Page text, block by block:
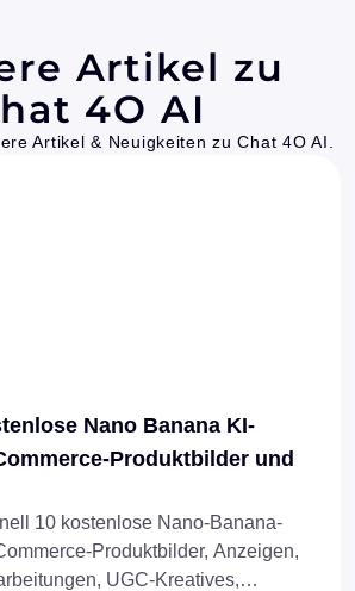
Artikel zu
4O AI
Artikel & Neuigkeiten zu Chat 4O AI.
Nano Banana KI-
Produktbilder und
10 kostenlose Nano-Banana-
Produktbilder, Anzeigen,
UGC-Kreatives,